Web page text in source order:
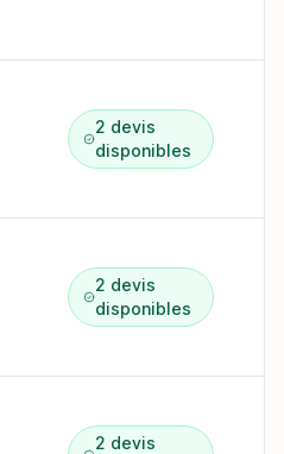
2 devis
disponibles
2 devis
disponibles
2 devis